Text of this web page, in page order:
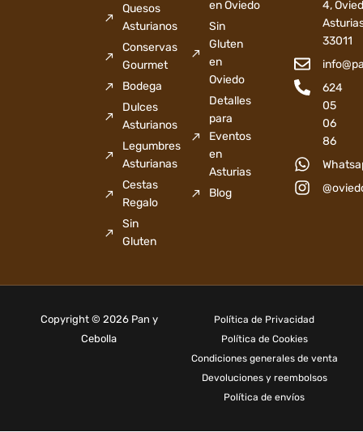
Quesos
Asturianos
Conservas
Gourmet
Bodega
Dulces
Asturianos
Legumbres
Asturianas
Cestas
Regalo
Sin
Gluten
en Oviedo
Sin
Gluten
en
Oviedo
Detalles
para
Eventos
en
Asturias
Blog
4,
33011
624
05
06
86
Copyright © 2026 Pan y
Cebolla
Política de Privacidad
Política de Cookies
Condiciones generales de venta
Devoluciones y reembolsos
Política de envíos